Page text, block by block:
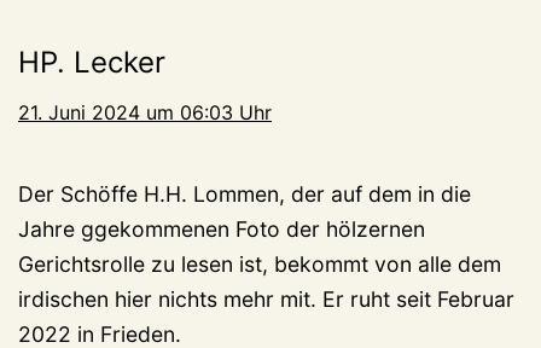
HP. Lecker
21. Juni 2024 um 06:03 Uhr
Der Schöffe H.H. Lommen, der auf dem in die
Jahre ggekommenen Foto der hölzernen
Gerichtsrolle zu lesen ist, bekommt von alle dem
irdischen hier nichts mehr mit. Er ruht seit Februar
2022 in Frieden.